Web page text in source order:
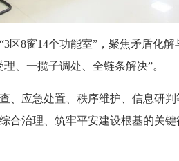
8窗14个功能室”，聚焦矛盾化解
、一揽子调处、全链条解决”。
应急处置、秩序维护、信息研判
合治理、筑牢平安建设根基的关